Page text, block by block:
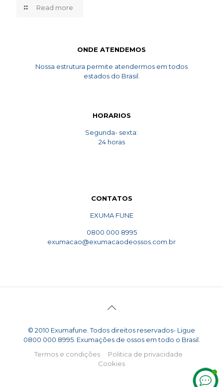
Read more
ONDE ATENDEMOS
Nossa estrutura permite atendermos em todos
estados do Brasil.
HORARIOS
Segunda- sexta:
24 horas
CONTATOS
EXUMA FUNE
0800 000 8995
exumacao@exumacaodeossos.com.br
© 2010 Exumafune. Todos direitos reservados- Ligue
0800 000 8995. Exumações de ossos em todo o Brasil.
Termos e condições
Politica de privacidade
Cookies